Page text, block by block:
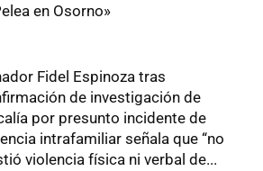
en Osorno»
Fidel Espinoza tras
de investigación de
por presunto incidente de
intrafamiliar señala que “no
violencia física ni verbal de...